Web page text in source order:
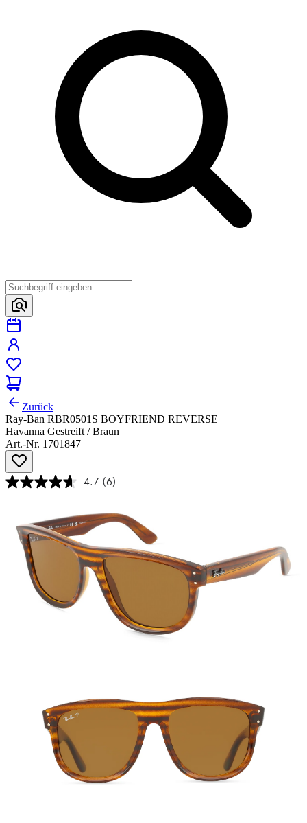
Zurück
Ray-Ban RBR0501S BOYFRIEND REVERSE
Havanna Gestreift / Braun
Art.-Nr. 1701847
4.7 (6)